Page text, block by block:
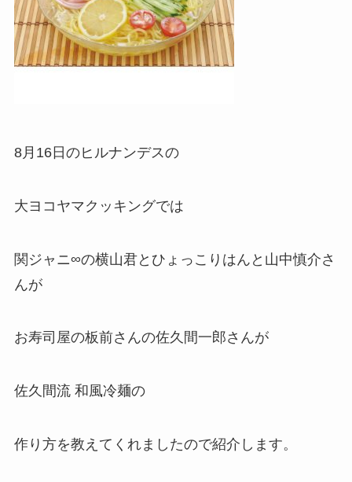
8月16日のヒルナンデスの
大ヨコヤマクッキングでは
関ジャニ∞の横山君とひょっこりはんと山中慎介さ
んが
お寿司屋の板前さんの佐久間一郎さんが
佐久間流 和風冷麺の
作り方を教えてくれましたので紹介します。